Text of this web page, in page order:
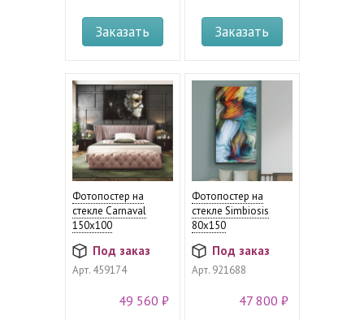
Заказать Заказать
Фотопостер на
стекле Carnaval
150х100
Под заказ
Арт.459174
49 560 ₽
Фотопостер на
стекле Simbiosis
80х150
Под заказ
Арт.921688
47 800 ₽